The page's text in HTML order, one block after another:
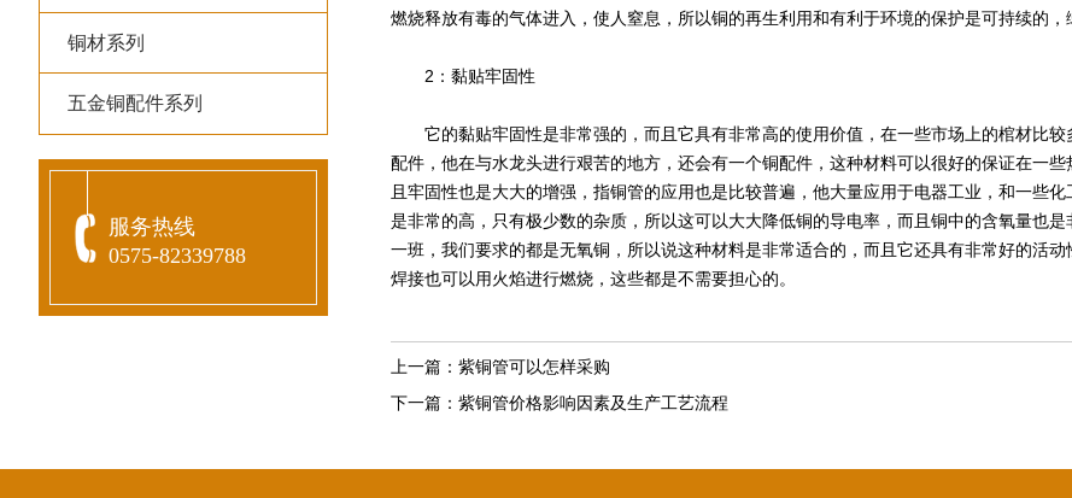
铜材系列
五金铜配件系列
服务热线
0575-82339788
燃烧释放有毒的气体进入，使人窒息，所以铜的再生利用和有利于环境的保护是可持续的，
2：黏贴牢固性
它的黏贴牢固性是非常强的，而且它具有非常高的使用价值，在一些市场上的棺材比较
配件，他在与水龙头进行艰苦的地方，还会有一个铜配件，这种材料可以很好的保证在一
且牢固性也是大大的增强，指铜管的应用也是比较普遍，他大量应用于电器工业，和一些
是非常的高，只有极少数的杂质，所以这可以大大降低铜的导电率，而且铜中的含氧量也
一班，我们要求的都是无氧铜，所以说这种材料是非常适合的，而且它还具有非常好的活
焊接也可以用火焰进行燃烧，这些都是不需要担心的。
上一篇： 紫铜管可以怎样采购
下一篇： 紫铜管价格影响因素及生产工艺流程